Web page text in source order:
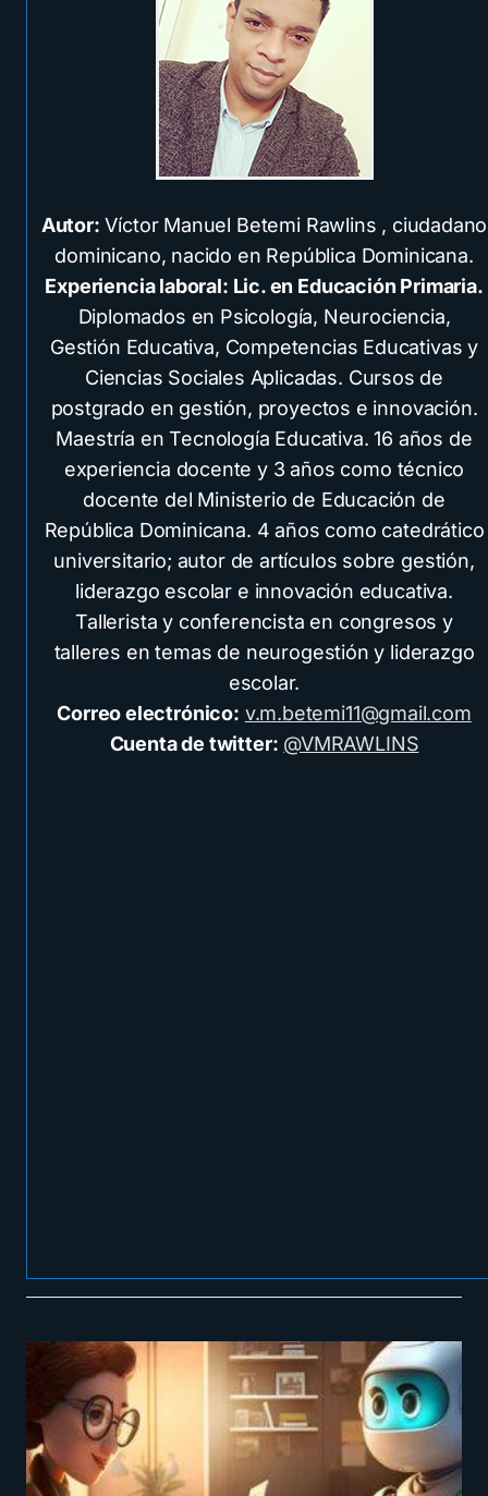
Autor: Víctor Manuel Betemi Rawlins , ciudadano
dominicano, nacido en República Dominicana.
Experiencia laboral: Lic. en Educación Primaria.
Diplomados en Psicología, Neurociencia,
Gestión Educativa, Competencias Educativas y
Ciencias Sociales Aplicadas. Cursos de
postgrado en gestión, proyectos e innovación.
Maestría en Tecnología Educativa. 16 años de
experiencia docente y 3 años como técnico
docente del Ministerio de Educación de
República Dominicana. 4 años como catedrático
universitario; autor de artículos sobre gestión,
liderazgo escolar e innovación educativa.
Tallerista y conferencista en congresos y
talleres en temas de neurogestión y liderazgo
escolar.
Correo electrónico: v.m.betemi11@gmail.com
Cuenta de twitter: @VMRAWLINS